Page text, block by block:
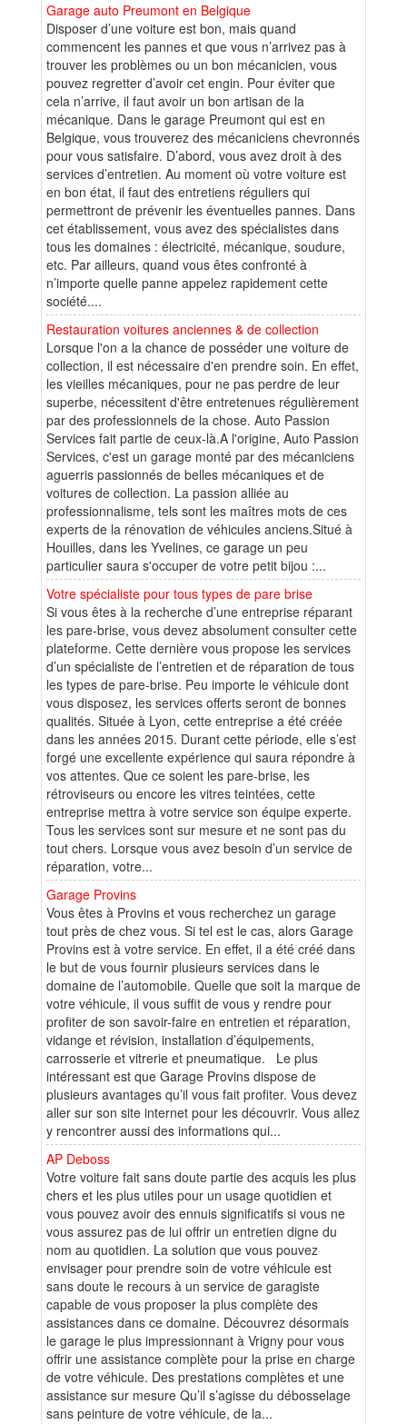
Garage auto Preumont en Belgique
Disposer d’une voiture est bon, mais quand
commencent les pannes et que vous n’arrivez pas à
trouver les problèmes ou un bon mécanicien, vous
pouvez regretter d’avoir cet engin. Pour éviter que
cela n’arrive, il faut avoir un bon artisan de la
mécanique. Dans le garage Preumont qui est en
Belgique, vous trouverez des mécaniciens chevronnés
pour vous satisfaire. D’abord, vous avez droit à des
services d’entretien. Au moment où votre voiture est
en bon état, il faut des entretiens réguliers qui
permettront de prévenir les éventuelles pannes. Dans
cet établissement, vous avez des spécialistes dans
tous les domaines : électricité, mécanique, soudure,
etc. Par ailleurs, quand vous êtes confronté à
n’importe quelle panne appelez rapidement cette
société....
Restauration voitures anciennes & de collection
Lorsque l'on a la chance de posséder une voiture de
collection, il est nécessaire d'en prendre soin. En effet,
les vieilles mécaniques, pour ne pas perdre de leur
superbe, nécessitent d'être entretenues régulièrement
par des professionnels de la chose. Auto Passion
Services fait partie de ceux-là.A l'origine, Auto Passion
Services, c'est un garage monté par des mécaniciens
aguerris passionnés de belles mécaniques et de
voitures de collection. La passion alliée au
professionnalisme, tels sont les maîtres mots de ces
experts de la rénovation de véhicules anciens.Situé à
Houilles, dans les Yvelines, ce garage un peu
particulier saura s'occuper de votre petit bijou :...
Votre spécialiste pour tous types de pare brise
Si vous êtes à la recherche d’une entreprise réparant
les pare-brise, vous devez absolument consulter cette
plateforme. Cette dernière vous propose les services
d’un spécialiste de l’entretien et de réparation de tous
les types de pare-brise. Peu importe le véhicule dont
vous disposez, les services offerts seront de bonnes
qualités. Située à Lyon, cette entreprise a été créée
dans les années 2015. Durant cette période, elle s’est
forgé une excellente expérience qui saura répondre à
vos attentes. Que ce soient les pare-brise, les
rétroviseurs ou encore les vitres teintées, cette
entreprise mettra à votre service son équipe experte.
Tous les services sont sur mesure et ne sont pas du
tout chers. Lorsque vous avez besoin d’un service de
réparation, votre...
Garage Provins
Vous êtes à Provins et vous recherchez un garage
tout près de chez vous. Si tel est le cas, alors Garage
Provins est à votre service. En effet, il a été créé dans
le but de vous fournir plusieurs services dans le
domaine de l’automobile. Quelle que soit la marque de
votre véhicule, il vous suffit de vous y rendre pour
profiter de son savoir-faire en entretien et réparation,
vidange et révision, installation d’équipements,
carrosserie et vitrerie et pneumatique. Le plus
intéressant est que Garage Provins dispose de
plusieurs avantages qu’il vous fait profiter. Vous devez
aller sur son site internet pour les découvrir. Vous allez
y rencontrer aussi des informations qui...
AP Deboss
Votre voiture fait sans doute partie des acquis les plus
chers et les plus utiles pour un usage quotidien et
vous pouvez avoir des ennuis significatifs si vous ne
vous assurez pas de lui offrir un entretien digne du
nom au quotidien. La solution que vous pouvez
envisager pour prendre soin de votre véhicule est
sans doute le recours à un service de garagiste
capable de vous proposer la plus complète des
assistances dans ce domaine. Découvrez désormais
le garage le plus impressionnant à Vrigny pour vous
offrir une assistance complète pour la prise en charge
de votre véhicule. Des prestations complètes et une
assistance sur mesure Qu’il s’agisse du débosselage
sans peinture de votre véhicule, de la...